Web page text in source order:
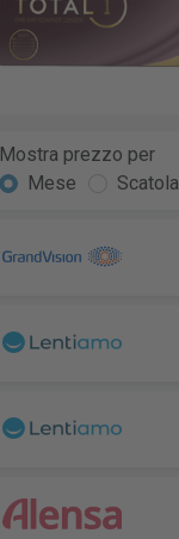
Mostra prezzo per
Mese
Scatola